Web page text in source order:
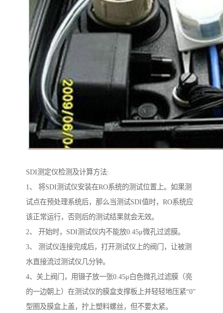
SDI测定仪检测及计算方法:
1、 将SDI测试仪安装在RO系统的测试位置上。如果测
试点在预处理系统后，那么当测试SDI值时，RO系统应
该正常运行，否则后的测试结果就会无效。
2、 开始时，SDI测试仪内不能放0.45μ微孔过滤膜。
3、 测试仪连接完成后，打开测试仪上的阀门，让被测
水直接流过测试仪几分钟。
4、关上阀门，用镊子放一张0.45μ白色微孔过滤膜（亮
的一边朝上）在测试仪的膜盒支撑板上并轻轻地压紧“0”
型圈及膜盒上盖，拧上塑料螺丝，但不要太紧。